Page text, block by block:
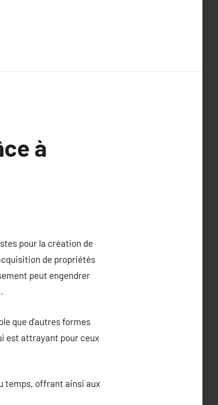
à
pour la création de
de propriétés
peut engendrer
que d’autres formes
est attrayant pour ceux
temps, offrant ainsi aux